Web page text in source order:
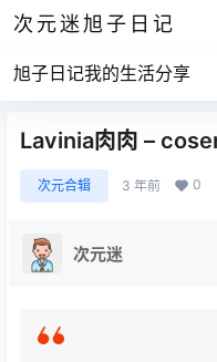
次元迷旭子日记
旭子日记我的生活分享
Lavinia肉肉 –
次元合辑 3 年前 0
次元迷